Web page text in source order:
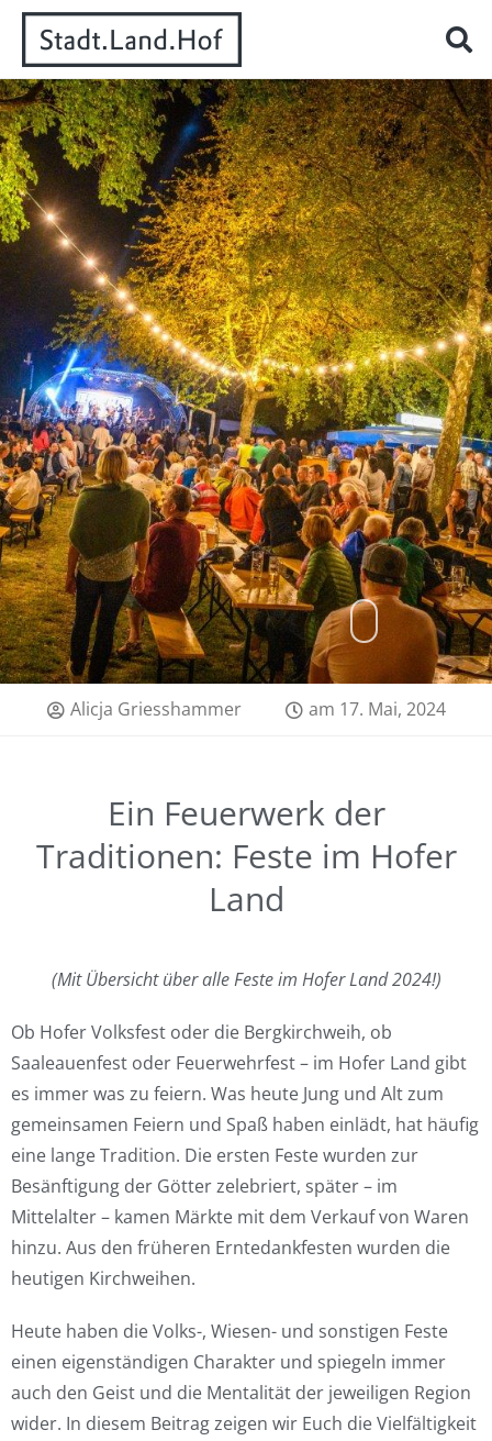
Alicja Griesshammer am 17. Mai, 2024
Ein Feuerwerk der
Traditionen: Feste im Hofer
Land
(Mit Übersicht über alle Feste im Hofer Land 2024!)
Ob Hofer Volksfest oder die Bergkirchweih, ob
Saaleauenfest oder Feuerwehrfest – im Hofer Land gibt
es immer was zu feiern. Was heute Jung und Alt zum
gemeinsamen Feiern und Spaß haben einlädt, hat häufig
eine lange Tradition. Die ersten Feste wurden zur
Besänftigung der Götter zelebriert, später – im
Mittelalter – kamen Märkte mit dem Verkauf von Waren
hinzu. Aus den früheren Erntedankfesten wurden die
heutigen Kirchweihen.
Heute haben die Volks-, Wiesen- und sonstigen Feste
einen eigenständigen Charakter und spiegeln immer
auch den Geist und die Mentalität der jeweiligen Region
wider. In diesem Beitrag zeigen wir Euch die Vielfältigkeit